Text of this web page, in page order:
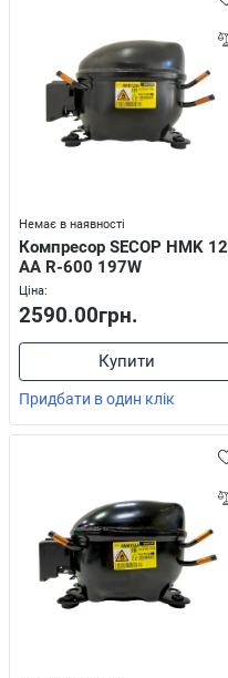
Немає в наявності
Компресор SECOP HMK 12
AА R-600 197W
Ціна:
2590.00грн.
Купити
Придбати в один клік